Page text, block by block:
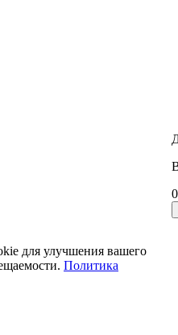
для улучшения вашего
Политика